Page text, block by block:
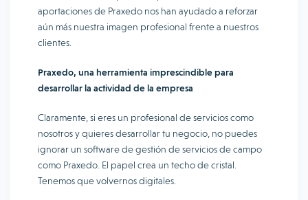
aportaciones de Praxedo nos han ayudado a reforzar
aún más nuestra imagen profesional frente a nuestros
clientes.
Praxedo, una herramienta imprescindible para
desarrollar la actividad de la empresa
Claramente, si eres un profesional de servicios como
nosotros y quieres desarrollar tu negocio, no puedes
ignorar un software de gestión de servicios de campo
como Praxedo. El papel crea un techo de cristal.
Tenemos que volvernos digitales.